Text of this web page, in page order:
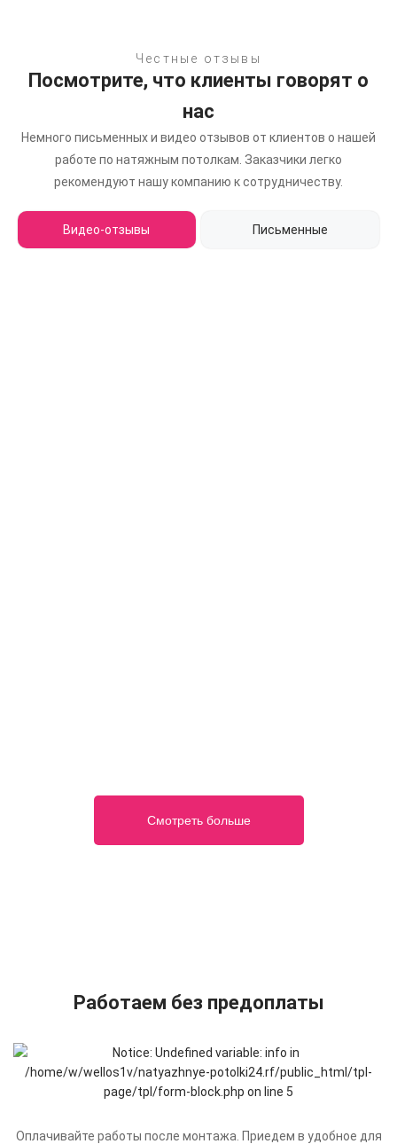
Честные отзывы
Посмотрите, что клиенты говорят о
нас
Немного письменных и видео отзывов от клиентов о нашей
работе по натяжным потолкам. Заказчики легко
рекомендуют нашу компанию к сотрудничеству.
Видео-отзывы Письменные
Смотреть больше
Работаем без предоплаты
Оплачивайте работы после монтажа. Приедем в удобное для